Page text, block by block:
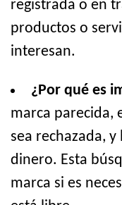
registrada o en
productos o
interesan.
¿Por qué es
marca parecida,
sea rechazada,
dinero. Esta
marca si es